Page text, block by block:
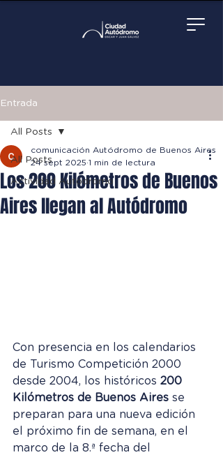
Entrada
All Posts
Actividad Autódromo
All Posts
Los 200 Kilómetros de Buenos
Aires llegan al Autódromo
comunicación Autódromo de Buenos Aires
24 sept 2025 1 min de lectura
Con presencia en los calendarios
de Turismo Competición 2000
desde 2004, los históricos 200
Kilómetros de Buenos Aires se
preparan para una nueva edición
el próximo fin de semana, en el
marco de la 8.ª fecha del